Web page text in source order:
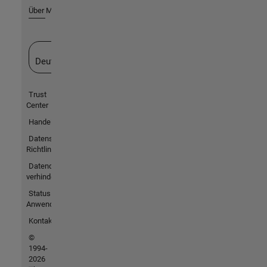
Über MathWorks
Deutschland
Trust
Center
Handelsmarken
Datenschutz-
Richtlinien
Datendiebstahl
verhindern
Status von
Anwendungen
Kontakt
©
1994-
2026